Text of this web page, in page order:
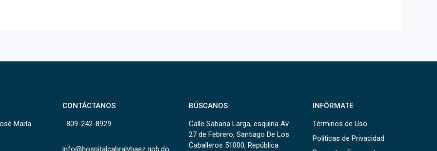
María
CONTÁCTANOS
809-242-8929
info@hospitalcabralybaez.gob.do
BÚSCANOS
Calle Sabana Larga, esquina Av.
27 de Febrero, Santiago De Los
Caballeros 51000, República
INFÓRMATE
Términos de Uso
Políticas de Privacidad